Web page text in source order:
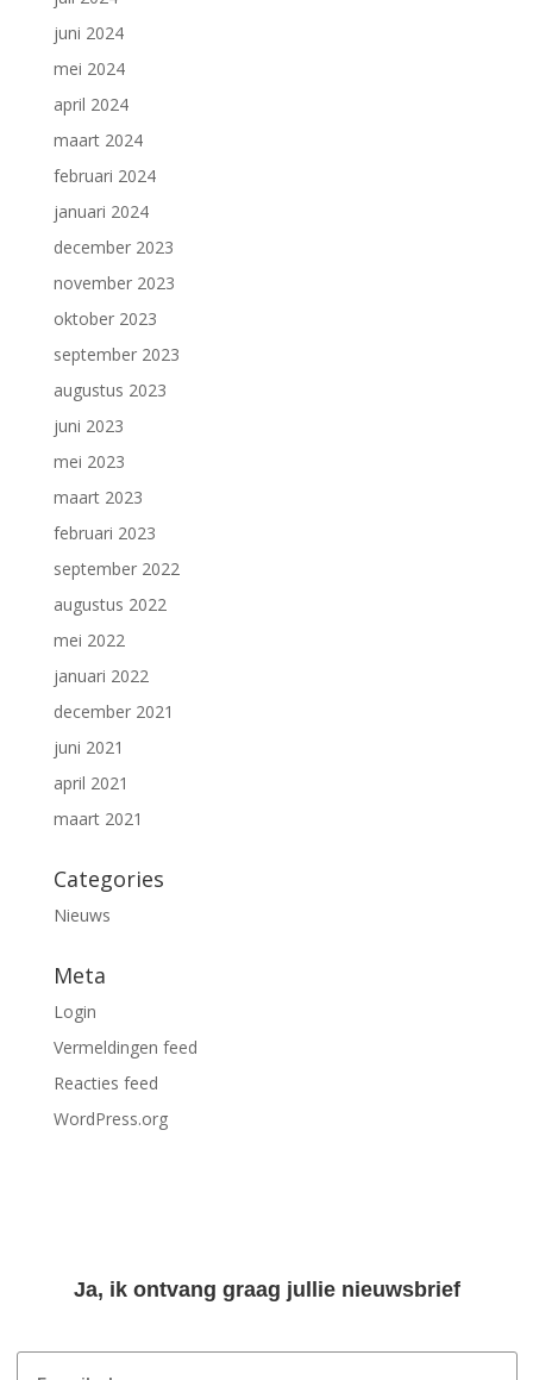
juni 2024
mei 2024
april 2024
maart 2024
februari 2024
januari 2024
december 2023
november 2023
oktober 2023
september 2023
augustus 2023
juni 2023
mei 2023
maart 2023
februari 2023
september 2022
augustus 2022
mei 2022
januari 2022
december 2021
juni 2021
april 2021
maart 2021
Categories
Nieuws
Meta
Login
Vermeldingen feed
Reacties feed
WordPress.org
Ja, ik ontvang graag jullie nieuwsbrief